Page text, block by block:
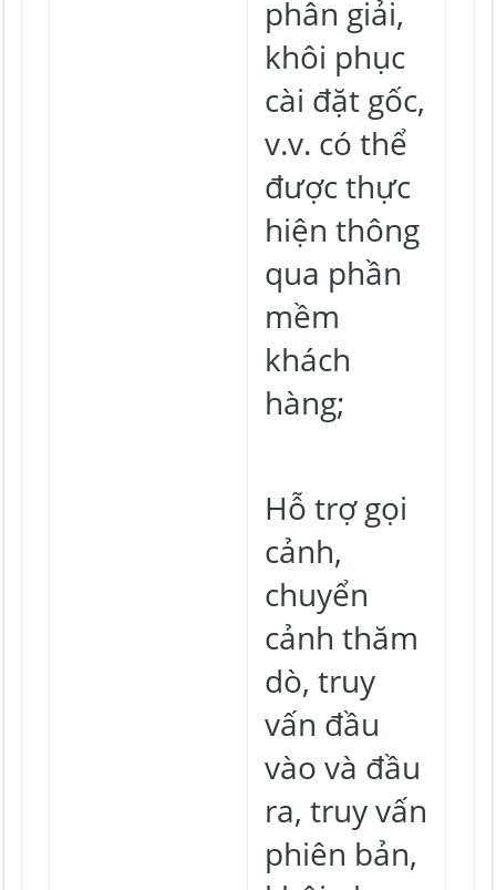
phân giải,
khôi phục
cài đặt gốc,
v.v. có thể
được thực
hiện thông
qua phần
mềm
khách
hàng;
Hỗ trợ gọi
cảnh,
chuyển
cảnh thăm
dò, truy
vấn đầu
vào và đầu
ra, truy vấn
phiên bản,